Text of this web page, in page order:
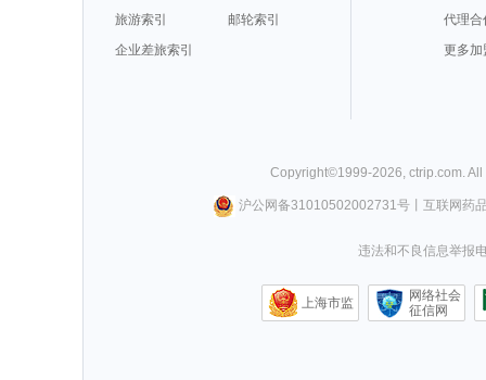
旅游索引
邮轮索引
企业差旅索引
代理合
更多加
Copyright©1999-2026 ctrip.com .
沪公网备31010502002731号丨 互联网药
违法和不良信息举报
上海市监
网络社会
征信网